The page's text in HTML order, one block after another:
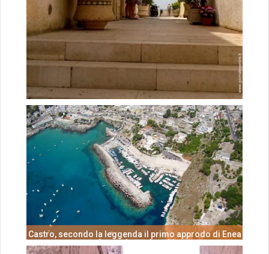
Castro, secondo la leggenda il primo approdo di Enea
- foto salentoviaggi.it